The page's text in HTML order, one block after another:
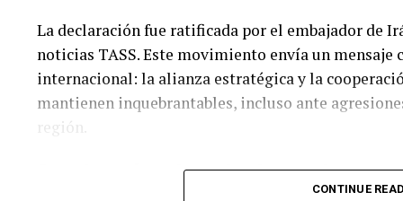
La declaración fue ratificada por el embajador de
noticias TASS. Este movimiento envía un
internacional: la alianza estratégica y la
mantienen inquebrantables, incluso ante
Coordinación militar de alto nivel y
CONTINUE